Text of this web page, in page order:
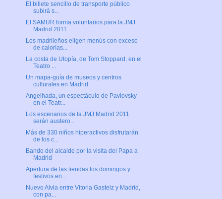
El billete sencillo de transporte público
subirá s...
El SAMUR forma voluntarios para la JMJ
Madrid 2011
Los madrileños eligen menús con exceso
de calorías...
La costa de Utopía, de Tom Stoppard, en el
Teatro ...
Un mapa-guía de museos y centros
culturales en Madrid
Angelhada, un espectáculo de Pavlovsky
en el Teatr...
Los escenarios de la JMJ Madrid 2011
serán austero...
Más de 330 niños hiperactivos disfrutarán
de los c...
Bando del alcalde por la visita del Papa a
Madrid
Apertura de las tiendas los domingos y
festivos en...
Nuevo Alvia entre Vitoria Gasteiz y Madrid,
con pa...